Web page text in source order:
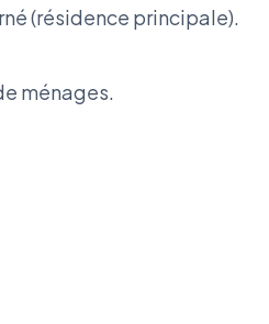
(résidence principale).
ménages.